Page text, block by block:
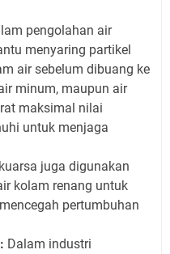
pengolahan air
menyaring partikel
air sebelum dibuang ke
minum, maupun air
maksimal nilai
untuk menjaga
juga digunakan
kolam renang untuk
pertumbuhan
Dalam industri